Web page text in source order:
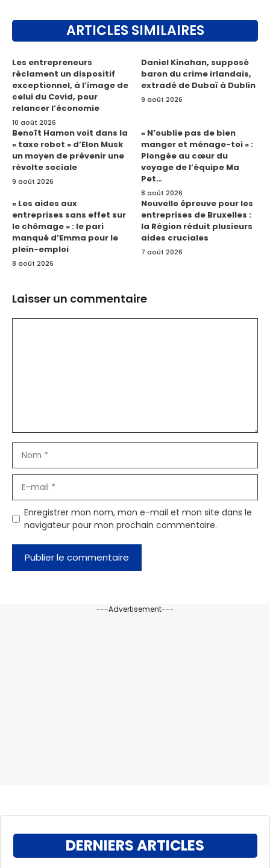
ARTICLES SIMILAIRES
Les entrepreneurs
réclament un dispositif
exceptionnel, à l’image de
celui du Covid, pour
relancer l’économie
10 août 2026
Daniel Kinahan, supposé
baron du crime irlandais,
extradé de Dubaï à Dublin
9 août 2026
Benoît Hamon voit dans la
« taxe robot » d’Elon Musk
un moyen de prévenir une
révolte sociale
9 août 2026
« N’oublie pas de bien
manger et ménage-toi » :
Plongée au cœur du
voyage de l’équipe Ma
Pet…
8 août 2026
« Les aides aux
entreprises sans effet sur
le chômage » : le pari
manqué d’Emma pour le
plein-emploi
8 août 2026
Nouvelle épreuve pour les
entreprises de Bruxelles :
la Région réduit plusieurs
aides cruciales
7 août 2026
Laisser un commentaire
mail
Enregistrer mon nom, mon e-mail et mon site dans le
navigateur pour mon prochain commentaire.
---Advertisement---
DERNIERS ARTICLES